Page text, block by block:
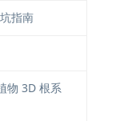
指南
物 3D 根系